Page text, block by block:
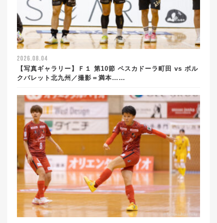
2026.08.04
【写真ギャラリー】Ｆ１ 第10節 ペスカドーラ町田 vs ボル
クバレット北九州／撮影＝満本……